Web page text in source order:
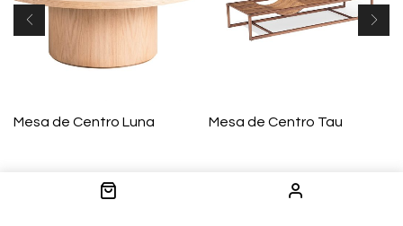
Mesa de Centro Luna Mesa de Centro Tau